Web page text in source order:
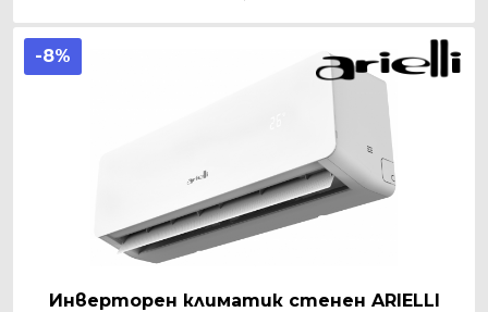
-8%
Инверторен климатик стенен ARIELLI